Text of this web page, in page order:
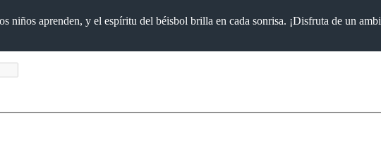
niños aprenden, y el espíritu del béisbol brilla en cada sonrisa. ¡Disfruta de un